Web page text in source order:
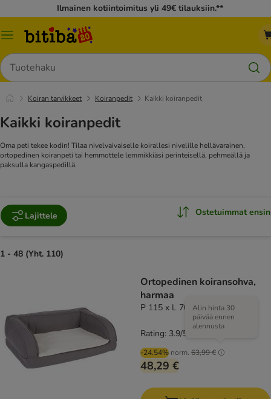
Ilmainen kotiintoimitus yli 49€ tilauksiin.**
Katalogivalikko
Hae
Koiran tarvikkeet Koiranpedit Kaikki koiranpedit
Kaikki koiranpedit
Oma peti tekee kodin! Tilaa nivelvaivaiselle koirallesi nivelille hellävarainen,
ortopedinen koiranpeti tai hemmottele lemmikkiäsi perinteisellä, pehmeällä ja
paksulla kangaspedillä.
Lajittele Ostetuimmat ensin
1 - 48 (Yht. 110)
Ortopedinen koiransohva,
harmaa
P 115 x L 70 x K 32 cm
-24.54% norm. 63,99 €
Alin hinta 30
päivää ennen
alennusta
48,29 €
Rating: 3.9/5